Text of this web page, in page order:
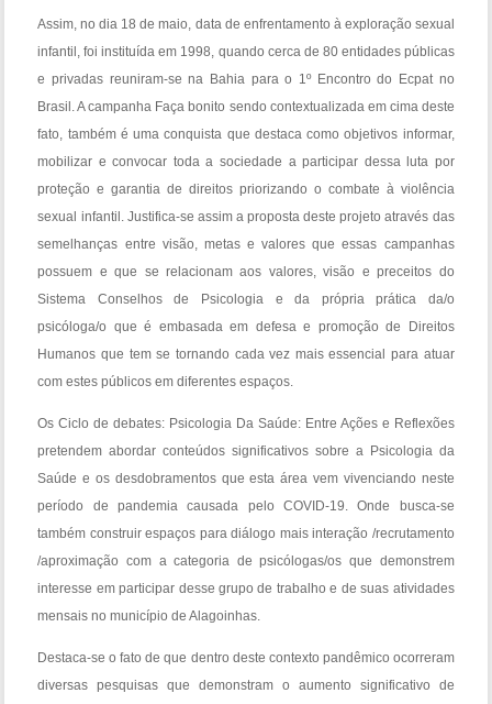
Assim, no dia 18 de maio, data de enfrentamento à exploração sexual
infantil, foi instituída em 1998, quando cerca de 80 entidades públicas
e privadas reuniram-se na Bahia para o 1º Encontro do Ecpat no
Brasil. A campanha Faça bonito sendo contextualizada em cima deste
fato, também é uma conquista que destaca como objetivos informar,
mobilizar e convocar toda a sociedade a participar dessa luta por
proteção e garantia de direitos priorizando o combate à violência
sexual infantil. Justifica-se assim a proposta deste projeto através das
semelhanças entre visão, metas e valores que essas campanhas
possuem e que se relacionam aos valores, visão e preceitos do
Sistema Conselhos de Psicologia e da própria prática da/o
psicóloga/o que é embasada em defesa e promoção de Direitos
Humanos que tem se tornando cada vez mais essencial para atuar
com estes públicos em diferentes espaços.
Os Ciclo de debates: Psicologia Da Saúde: Entre Ações e Reflexões
pretendem abordar conteúdos significativos sobre a Psicologia da
Saúde e os desdobramentos que esta área vem vivenciando neste
período de pandemia causada pelo COVID-19. Onde busca-se
também construir espaços para diálogo mais interação /recrutamento
/aproximação com a categoria de psicólogas/os que demonstrem
interesse em participar desse grupo de trabalho e de suas atividades
mensais no município de Alagoinhas.
Destaca-se o fato de que dentro deste contexto pandêmico ocorreram
diversas pesquisas que demonstram o aumento significativo de